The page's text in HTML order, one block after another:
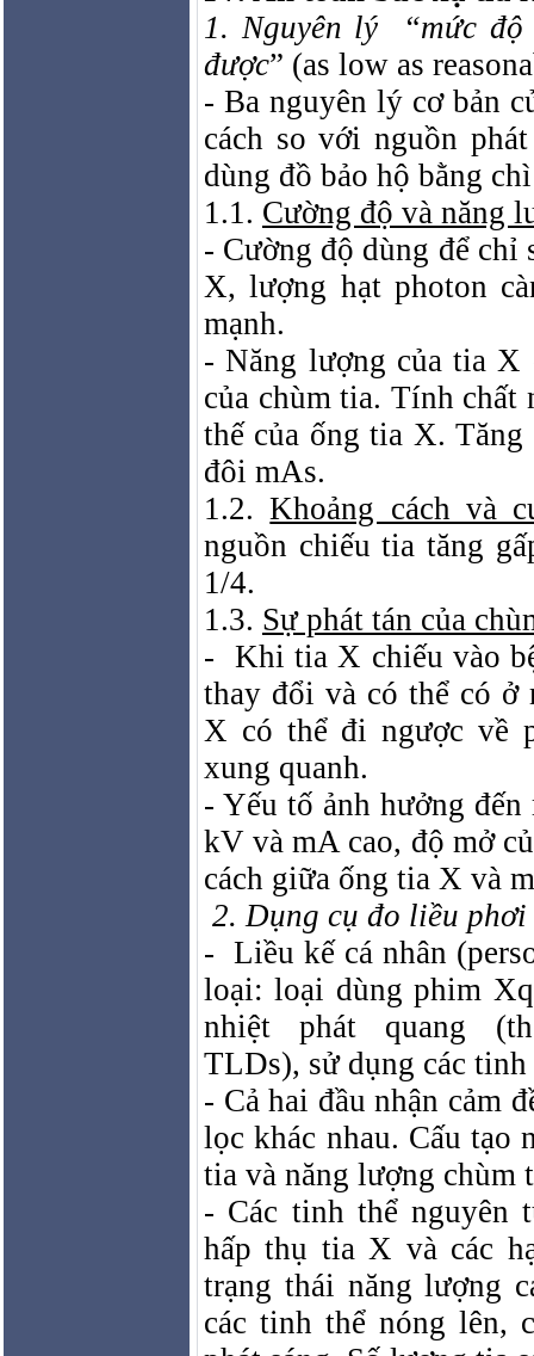
1. Nguyên lý
“mức
được” (as low as
- Ba nguyên lý cơ bản
cách so với nguồn
dùng đồ bảo hộ bằng
1.1. Cường độ và năng
- Cường độ dùng để chỉ
X, lượng hạt photon
mạnh.
- Năng lượng của tia X
của chùm tia. Tính chất
thế của ống tia X.
đôi mAs.
1.2.Khoảng cách và
nguồn chiếu tia tăng
1/4.
1.3. Sự phát tán của
- Khi tia X chiếu vào
thay đổi và có thể có ở
X có thể đi ngược về
xung quanh.
- Yếu tố ảnh hưởng
kV và mA cao, độ mở
cách giữa ống tia X và
2. Dụng cụ đo liều
- Liều kế cá nhân
loại: loại dùng phim
nhiệt phát quang
TLDs), sử dụng các
- Cả hai đầu nhận cảm
lọc khác nhau. Cấu tạo
tia và năng lượng chùm
- Các tinh thể nguyên
hấp thụ tia X và các
trạng thái năng lượng
các tinh thể nóng lên,